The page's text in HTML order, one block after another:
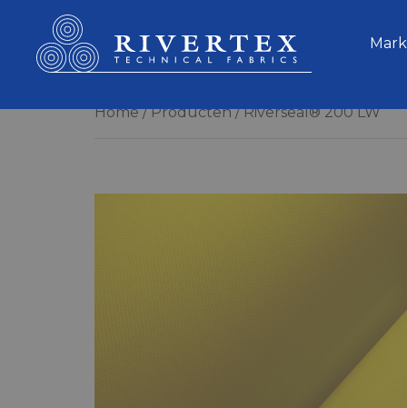
Home Producten Riverseal® 200 LW
Rivertex Technical Fabrics Group